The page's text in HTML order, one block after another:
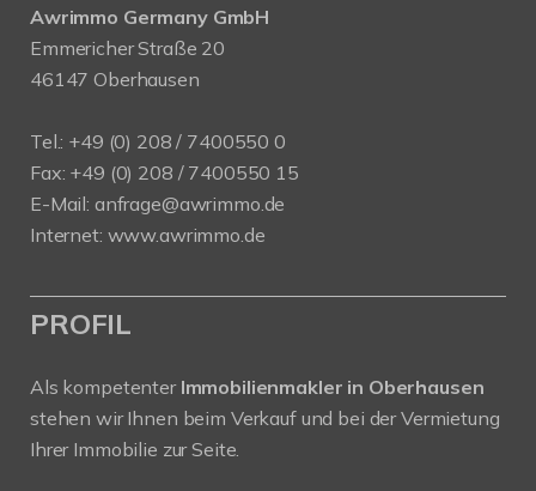
Awrimmo Germany GmbH
Emmericher Straße 20
46147 Oberhausen
Tel.: +49 (0) 208 / 7400550 0
Fax: +49 (0) 208 / 7400550 15
E-Mail: anfrage@awrimmo.de
Internet: www.awrimmo.de
PROFIL
Als kompetenter Immobilienmakler in Oberhausen
stehen wir Ihnen beim Verkauf und bei der Vermietung
Ihrer Immobilie zur Seite.